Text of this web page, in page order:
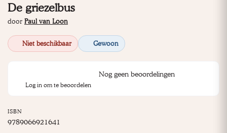
De griezelbus
door Paul van Loon
Niet beschikbaar Gewoon
Nog geen beoordelingen
Log in om te beoordelen
ISBN
9789066921641